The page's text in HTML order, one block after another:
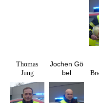
Thomas
Jung
Jochen Gö
bel